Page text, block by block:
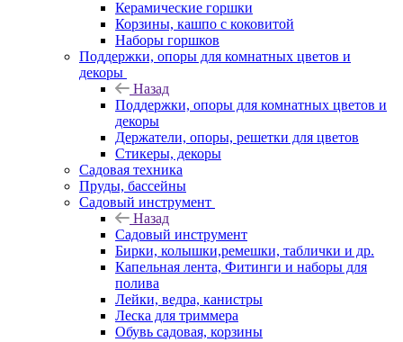
Керамические горшки
Корзины, кашпо с коковитой
Наборы горшков
Поддержки, опоры для комнатных цветов и
декоры
Назад
Поддержки, опоры для комнатных цветов и
декоры
Держатели, опоры, решетки для цветов
Стикеры, декоры
Садовая техника
Пруды, бассейны
Садовый инструмент
Назад
Садовый инструмент
Бирки, колышки,ремешки, таблички и др.
Капельная лента, Фитинги и наборы для
полива
Лейки, ведра, канистры
Леска для триммера
Обувь садовая, корзины